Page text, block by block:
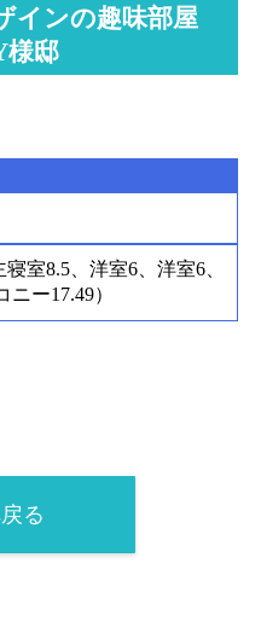
インの趣味部屋
邸
室8.5、洋室6、洋室6、
ー17.49）
る